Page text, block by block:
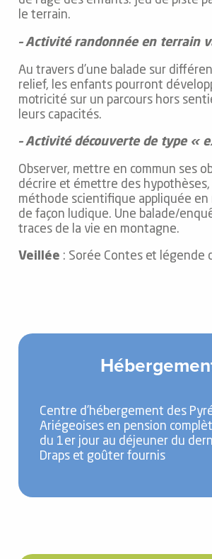
le terrain.
– Activité randonnée en terrain
Au travers d’une balade sur
relief, les enfants pourront
motricité sur un parcours hors
leurs capacités.
– Activité découverte de type «
Observer, mettre en commun ses
décrire et émettre des hypothèses,
méthode scientifique appliquée en
de façon ludique. Une balade/
traces de la vie en montagne.
Veillée : Sorée Contes et légende
Centre d’hébergement des
Ariégeoises en pension
du 1er jour au déjeuner du
Draps et goûter fournis